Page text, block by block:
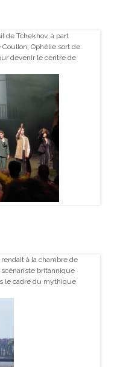
de Tchekhov, à part
Ophélie sort de
devenir le centre de
à la chambre de
britannique
le cadre du mythique